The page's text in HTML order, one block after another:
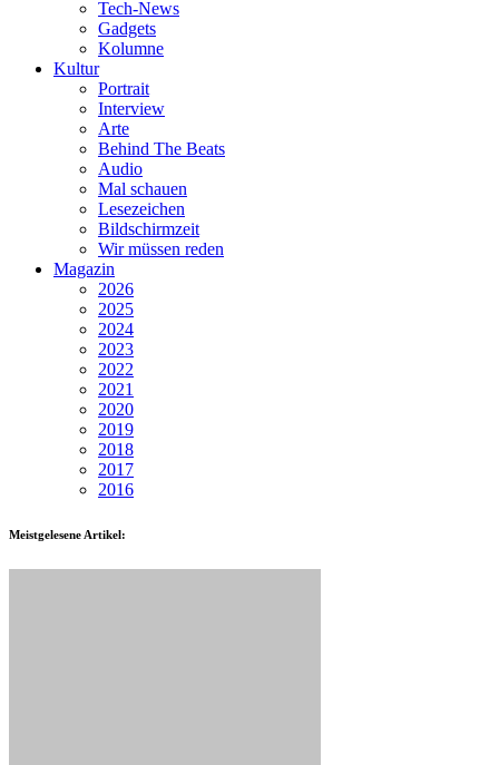
Tech-News
Gadgets
Kolumne
Kultur
Portrait
Interview
Arte
Behind The Beats
Audio
Mal schauen
Lesezeichen
Bildschirmzeit
Wir müssen reden
Magazin
2026
2025
2024
2023
2022
2021
2020
2019
2018
2017
2016
Meistgelesene Artikel: